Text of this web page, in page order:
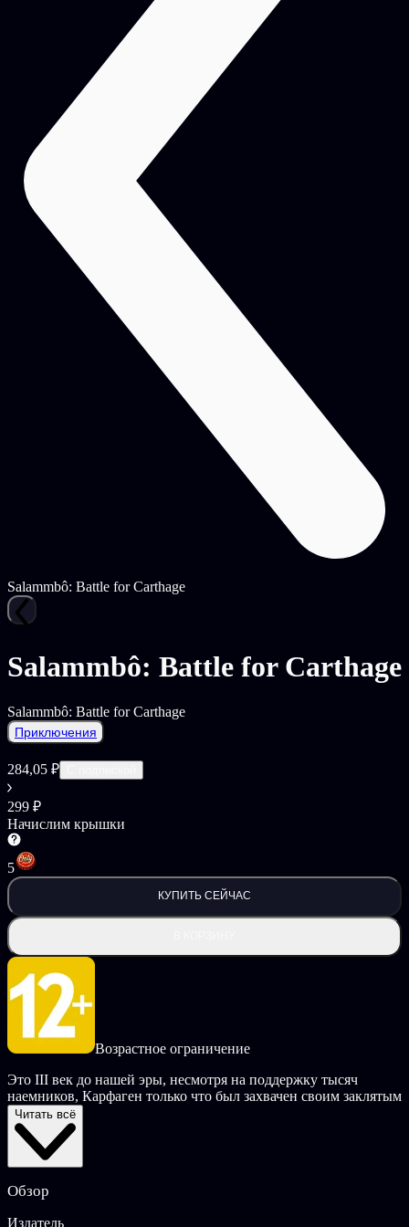
Salammbô: Battle for Carthage
Salammbô: Battle for Carthage
Salammbô: Battle for Carthage
Приключения
284,05 ₽
299 ₽
Начислим крышки
5
КУПИТЬ СЕЙЧАС
Возрастное ограничение
Это III век до нашей эры, несмотря на поддержку тысяч
наемников, Карфаген только что был захвачен своим заклятым
врагом, римлянами, во время первой Пунической войны. В
разгар убийств Саламбо, дочь командующего карфагенскими
войсками, влюбляется в предводителя наемников Мато,
который осаждает город, требуя плату за свои услуги.
Вдохновленная романом Гюстава Флобера и произведениями
Читать всё
Обзор
Издатель